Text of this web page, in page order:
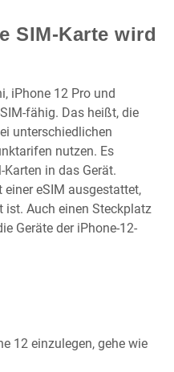
SIM-Karte wird
iPhone 12 Pro und
fähig. Das heißt, die
unterschiedlichen
nutzen. Es
in das Gerät.
eSIM ausgestattet,
ist. Auch einen Steckplatz
Geräte der iPhone-12-
12 einzulegen, gehe wie